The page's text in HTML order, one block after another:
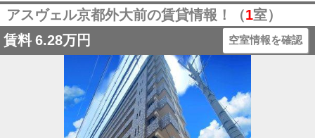
アスヴェル京都外大前の賃貸情報！（1室）
賃料 6.28万円 空室情報を確認